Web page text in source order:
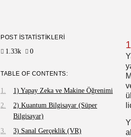
POST İSTATISTIKLERI
1.33k 0
TABLE OF CONTENTS:
1) Yapay Zeka ve Makine Öğrenimi
2) Kuantum Bilgisayar (Süper
Bilgisayar)
3) Sanal Gerçeklik (VR)